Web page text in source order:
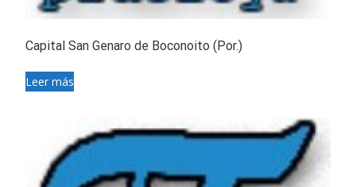
Capital San Genaro de Boconoito (Por.)
Leer más